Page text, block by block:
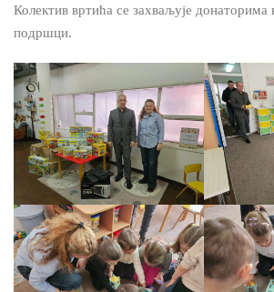
Колектив вртића се захваљује
подршци.